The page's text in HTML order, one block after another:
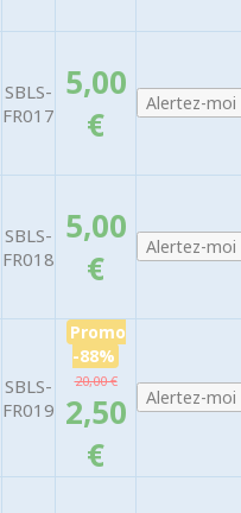
SBLS-
FR017
5,00
€
SBLS-
FR018
5,00
€
SBLS-
FR019
Promo
-88%
20,00 €
2,50
€